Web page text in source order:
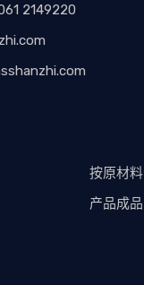
2149220
按原材
产品成品